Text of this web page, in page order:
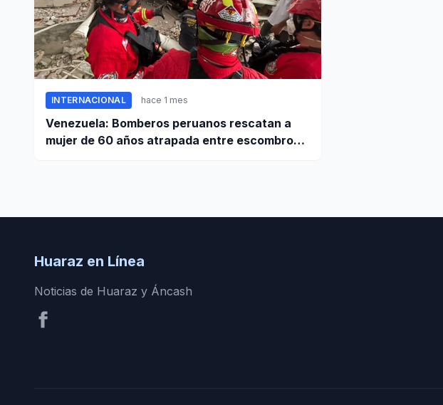
INTERNACIONAL hace 1 mes
Venezuela: Bomberos peruanos rescatan a
mujer de 60 años atrapada entre escombros
Huaraz en Línea
Noticias de Huaraz y Áncash